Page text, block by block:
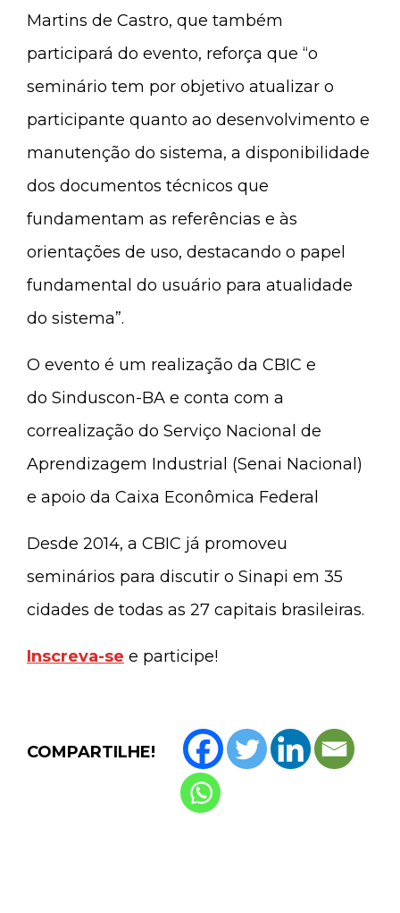
Martins de Castro, que também
participará do evento, reforça que “o
seminário tem por objetivo atualizar o
participante quanto ao desenvolvimento e
manutenção do sistema, a disponibilidade
dos documentos técnicos que
fundamentam as referências e às
orientações de uso, destacando o papel
fundamental do usuário para atualidade
do sistema”.
O evento é um realização da CBIC e
do Sinduscon-BA e conta com a
correalização do Serviço Nacional de
Aprendizagem Industrial (Senai Nacional)
e apoio da Caixa Econômica Federal
Desde 2014, a CBIC já promoveu
seminários para discutir o Sinapi em 35
cidades de todas as 27 capitais brasileiras.
Inscreva-se e participe!
COMPARTILHE!